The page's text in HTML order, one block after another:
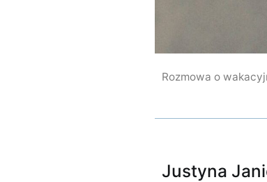
Rozmowa o
Justyna